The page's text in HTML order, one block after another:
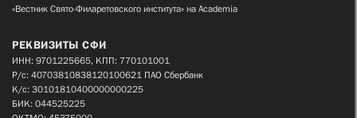
«Вестник Свято-Филаретовского института» на Academia
РЕКВИЗИТЫ СФИ
ИНН: 9701225665, КПП: 770101001
Р/с: 40703810838120100621 ПАО Сбербанк
К/с: 30101810400000000225
БИК: 044525225